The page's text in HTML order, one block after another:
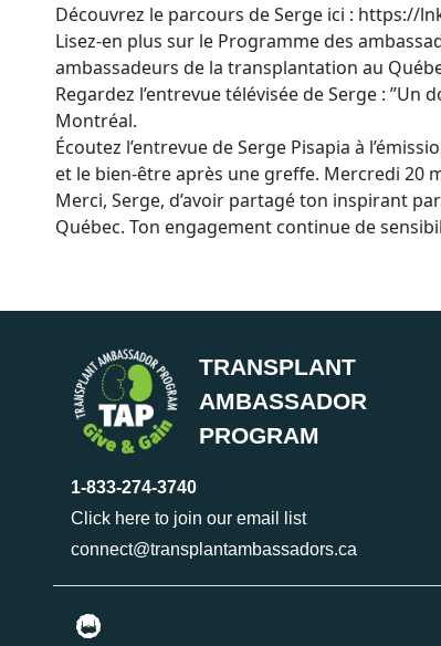
Découvrez le parcours de Serge ici : https://
Lisez-en plus sur le Programme des
ambassadeurs de la transplantation au
Regardez l’entrevue télévisée de Serge :
Montréal.
Écoutez l’entrevue de Serge Pisapia à
et le bien-être après une greffe. Mercredi 20
Merci, Serge, d’avoir partagé ton inspirant
Québec. Ton engagement continue de
TRANSPLANT
AMBASSADOR
PROGRAM
1-833-274-3740
Click here to join our email list
connect@transplantambassadors.ca